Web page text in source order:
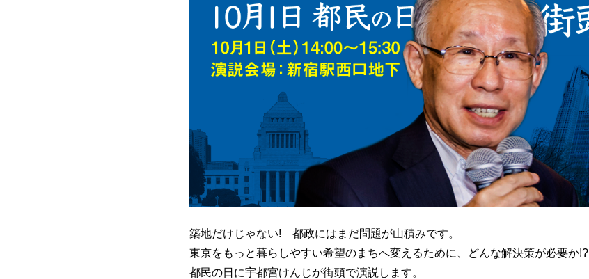
築地だけじゃない! 都政にはまだ問題が山積みです。
東京をもっと暮らしやすい希望のまちへ変えるために、どんな解決策が必要か!?
都民の日に宇都宮けんじが街頭で演説します。